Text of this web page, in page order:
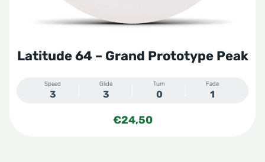
Latitude 64 – Grand Prototype Peak
Speed
3
Glide
3
Turn
0
Fade
1
€24,50